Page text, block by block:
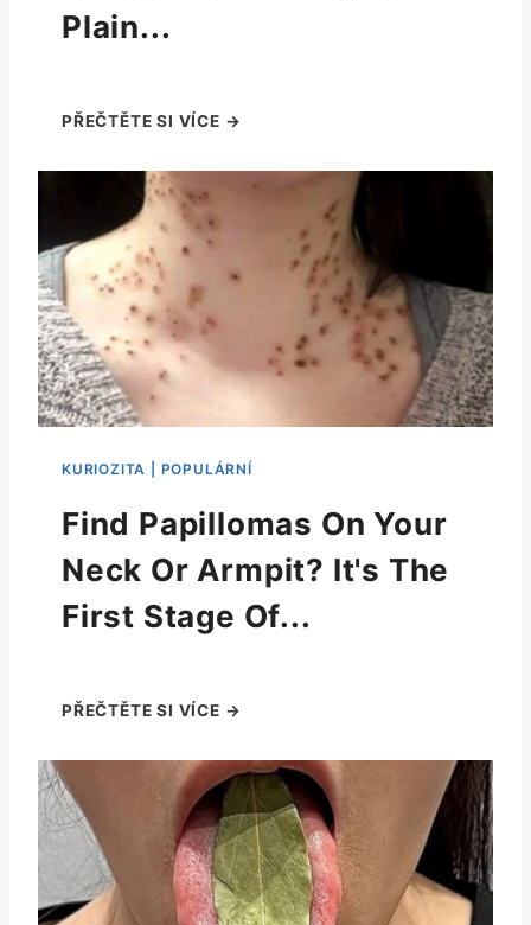
Plain...
Find Papillomas On Your
Neck Or Armpit? It's The
First Stage Of...